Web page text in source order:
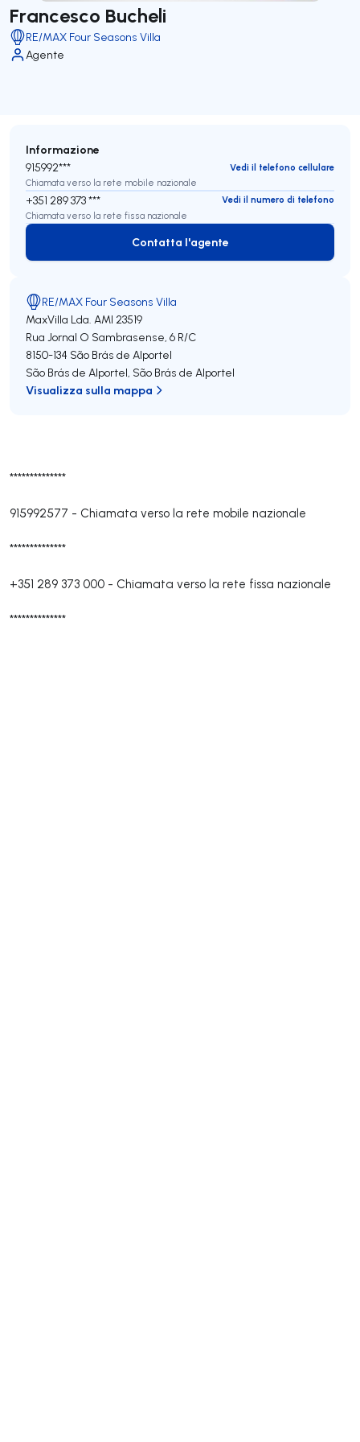
Francesco Bucheli
RE/MAX Four Seasons Villa
Agente
**************
915992577 - Chiamata verso la rete mobile nazionale
**************
+351 289 373 000 - Chiamata verso la rete fissa nazionale
**************
Informazione
915992***
Vedi il telefono cellulare
Chiamata verso la rete mobile nazionale
+351 289 373 ***
Vedi il numero di telefono
Chiamata verso la rete fissa nazionale
Contatta l'agente
Contatta l'agente
RE/MAX Four Seasons Villa
MaxVilla Lda. AMI 23519
Rua Jornal O Sambrasense, 6 R/C
8150-134 São Brás de Alportel
São Brás de Alportel, São Brás de Alportel
Visualizza sulla mappa